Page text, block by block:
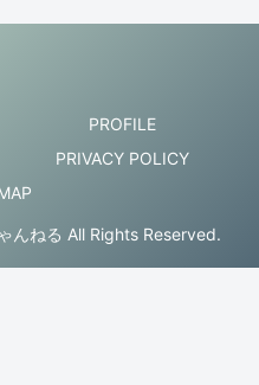
PROFILE
PRIVACY POLICY
ねる All Rights Reserved.